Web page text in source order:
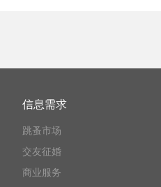
信息需求
跳蚤市场
交友征婚
商业服务